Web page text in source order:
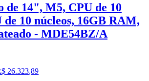
de 14", M5, CPU de 10
de 10 núcleos, 16GB RAM,
- MDE54BZ/A
26.323,89